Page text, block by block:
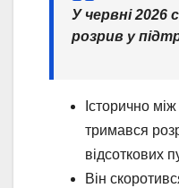
У червні 2026
розрив у
Історично
тримався
відсоткових
Він